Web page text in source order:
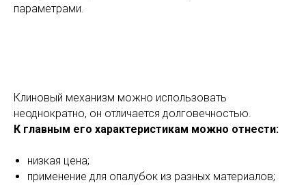
параметрами.
Клиновый механизм можно использовать
неоднократно, он отличается долговечностью.
К главным его характеристикам можно отнести:
низкая цена;
применение для опалубок из разных материалов;